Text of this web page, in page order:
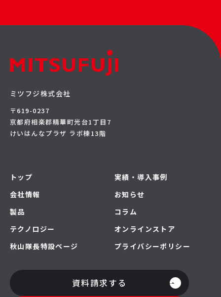
ミツフジ株式会社
〒619-0237
京都府相楽郡精華町光台1丁目7
けいはんなプラザ ラボ棟13階
トップ
会社情報
製品
テクノロジー
秋山隊長特設ページ
実績・導入事例
お知らせ
コラム
オンラインストア
プライバシーポリシー
資料請求する